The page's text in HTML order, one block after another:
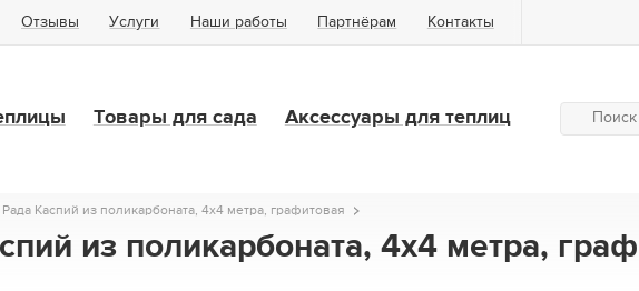
Отзывы Услуги Наши работы Партнёрам Контакты
Товары для сада Аксессуары для теплиц
Каспий из поликарбоната, 4х4 метра, графитовая
из поликарбоната, 4х4 метра,